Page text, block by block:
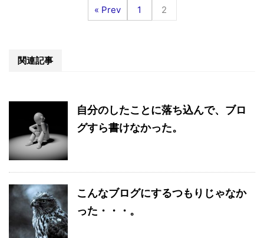
« Prev 1 2
関連記事
自分のしたことに落ち込んで、ブロ
グすら書けなかった。
こんなブログにするつもりじゃなか
った・・・。